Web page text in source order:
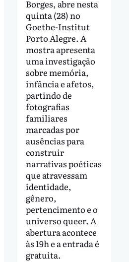
Borges, abre nesta
quinta (28) no
Goethe-Institut
Porto Alegre. A
mostra apresenta
uma investigação
sobre memória,
infância e afetos,
partindo de
fotografias
familiares
marcadas por
ausências para
construir
narrativas poéticas
que atravessam
identidade,
gênero,
pertencimento e o
universo queer. A
abertura acontece
às 19h e a entrada é
gratuita.